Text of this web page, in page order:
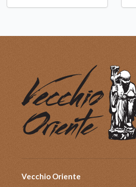
Vecchio Oriente